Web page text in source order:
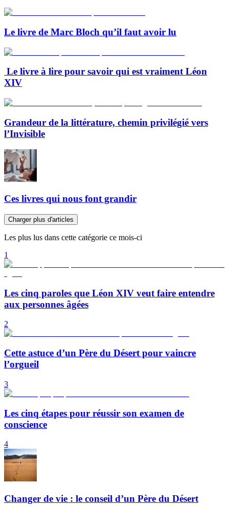
Le livre de Marc Bloch qu’il faut avoir lu
Le livre à lire pour savoir qui est vraiment Léon
XIV
Grandeur de la littérature, chemin privilégié vers
l’Invisible
Ces livres qui nous font grandir
Charger plus d'articles
Les plus lus dans cette catégorie ce mois-ci
1
Les cinq paroles que Léon XIV veut faire entendre
aux personnes âgées
2
Cette astuce d’un Père du Désert pour vaincre
l’orgueil
3
Les cinq étapes pour réussir son examen de
conscience
4
Changer de vie : le conseil d’un Père du Désert